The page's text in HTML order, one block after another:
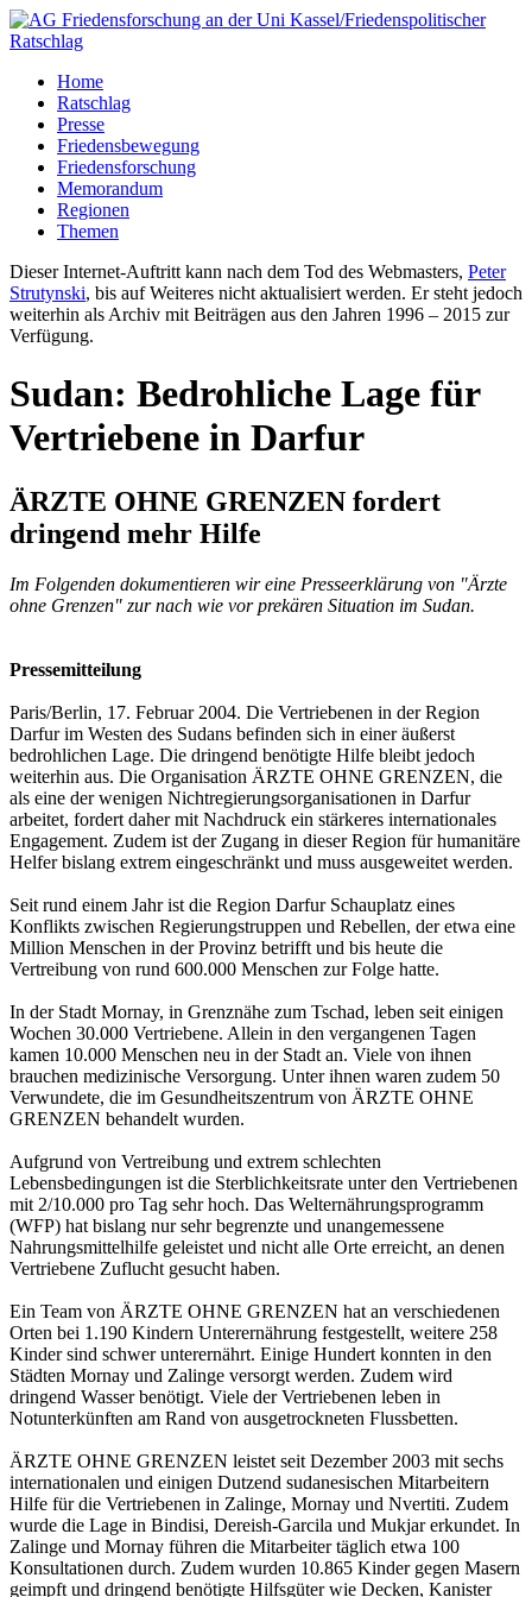
Home
Ratschlag
Presse
Friedensbewegung
Friedensforschung
Memorandum
Regionen
Themen
Dieser Internet-Auftritt kann nach dem Tod des Webmasters, Peter
Strutynski, bis auf Weiteres nicht aktualisiert werden. Er steht jedoch
weiterhin als Archiv mit Beiträgen aus den Jahren 1996 – 2015 zur
Verfügung.
Sudan: Bedrohliche Lage für
Vertriebene in Darfur
ÄRZTE OHNE GRENZEN fordert
dringend mehr Hilfe
Im Folgenden dokumentieren wir eine Presseerklärung von "Ärzte
ohne Grenzen" zur nach wie vor prekären Situation im Sudan.
Pressemitteilung
Paris/Berlin, 17. Februar 2004. Die Vertriebenen in der Region
Darfur im Westen des Sudans befinden sich in einer äußerst
bedrohlichen Lage. Die dringend benötigte Hilfe bleibt jedoch
weiterhin aus. Die Organisation ÄRZTE OHNE GRENZEN, die
als eine der wenigen Nichtregierungsorganisationen in Darfur
arbeitet, fordert daher mit Nachdruck ein stärkeres internationales
Engagement. Zudem ist der Zugang in dieser Region für humanitäre
Helfer bislang extrem eingeschränkt und muss ausgeweitet werden.
Seit rund einem Jahr ist die Region Darfur Schauplatz eines
Konflikts zwischen Regierungstruppen und Rebellen, der etwa eine
Million Menschen in der Provinz betrifft und bis heute die
Vertreibung von rund 600.000 Menschen zur Folge hatte.
In der Stadt Mornay, in Grenznähe zum Tschad, leben seit einigen
Wochen 30.000 Vertriebene. Allein in den vergangenen Tagen
kamen 10.000 Menschen neu in der Stadt an. Viele von ihnen
brauchen medizinische Versorgung. Unter ihnen waren zudem 50
Verwundete, die im Gesundheitszentrum von ÄRZTE OHNE
GRENZEN behandelt wurden.
Aufgrund von Vertreibung und extrem schlechten
Lebensbedingungen ist die Sterblichkeitsrate unter den Vertriebenen
mit 2/10.000 pro Tag sehr hoch. Das Welternährungsprogramm
(WFP) hat bislang nur sehr begrenzte und unangemessene
Nahrungsmittelhilfe geleistet und nicht alle Orte erreicht, an denen
Vertriebene Zuflucht gesucht haben.
Ein Team von ÄRZTE OHNE GRENZEN hat an verschiedenen
Orten bei 1.190 Kindern Unterernährung festgestellt, weitere 258
Kinder sind schwer unterernährt. Einige Hundert konnten in den
Städten Mornay und Zalinge versorgt werden. Zudem wird
dringend Wasser benötigt. Viele der Vertriebenen leben in
Notunterkünften am Rand von ausgetrockneten Flussbetten.
ÄRZTE OHNE GRENZEN leistet seit Dezember 2003 mit sechs
internationalen und einigen Dutzend sudanesischen Mitarbeitern
Hilfe für die Vertriebenen in Zalinge, Mornay und Nvertiti. Zudem
wurde die Lage in Bindisi, Dereish-Garcila und Mukjar erkundet. In
Zalinge und Mornay führen die Mitarbeiter täglich etwa 100
Konsultationen durch. Zudem wurden 10.865 Kinder gegen Masern
geimpft und dringend benötigte Hilfsgüter wie Decken, Kanister